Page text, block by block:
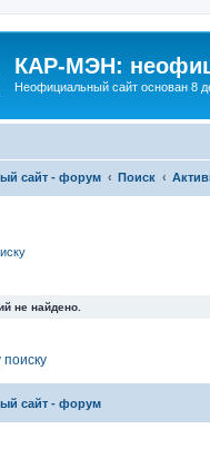
КАР-МЭН:
Неофициальный сайт основан 8
сайт - форум Поиск
не найдено.
сайт - форум